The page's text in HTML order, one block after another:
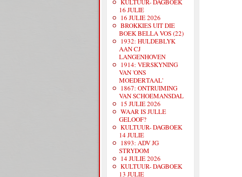
KULTUUR- DAGBOEK
16 JULIE
16 JULIE 2026
BROKKIES UIT DIE
BOEK BELLA VOS (22)
1932: HULDEBLYK
AAN CJ
LANGENHOVEN
1914: VERSKYNING
VAN 'ONS
MOEDERTAAL'
1867: ONTRUIMING
VAN SCHOEMANSDAL
15 JULIE 2026
WAAR IS JULLE
GELOOF?
KULTUUR- DAGBOEK
14 JULIE
1893: ADV JG
STRYDOM
14 JULIE 2026
KULTUUR- DAGBOEK
13 JULIE